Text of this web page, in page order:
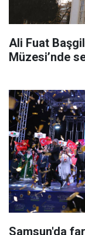
Ali Fuat
Müzesi’nde
Samsun'da